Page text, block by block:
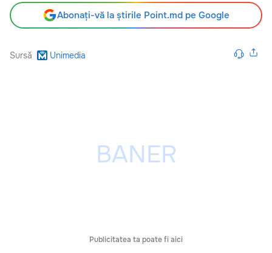
Abonați-vă la știrile Point.md pe Google
Sursă Unimedia
Publicitatea ta poate fi aici